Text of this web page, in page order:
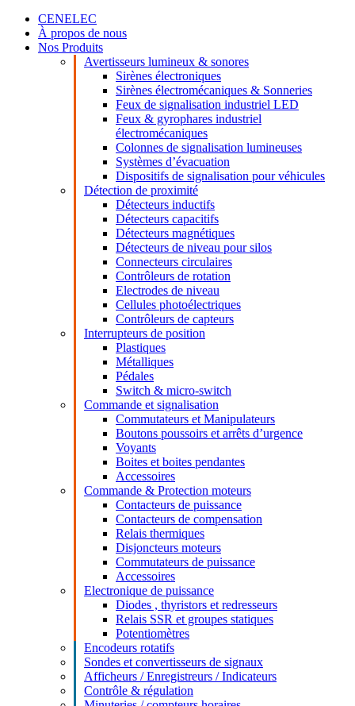
CENELEC
À propos de nous
Nos Produits
Avertisseurs lumineux & sonores
Sirènes électroniques
Sirènes électromécaniques & Sonneries
Feux de signalisation industriel LED
Feux & gyrophares industriel
électromécaniques
Colonnes de signalisation lumineuses
Systèmes d’évacuation
Dispositifs de signalisation pour véhicules
Détection de proximité
Détecteurs inductifs
Détecteurs capacitifs
Détecteurs magnétiques
Détecteurs de niveau pour silos
Connecteurs circulaires
Contrôleurs de rotation
Electrodes de niveau
Cellules photoélectriques
Contrôleurs de capteurs
Interrupteurs de position
Plastiques
Métalliques
Pédales
Switch & micro-switch
Commande et signalisation
Commutateurs et Manipulateurs
Boutons poussoirs et arrêts d’urgence
Voyants
Boites et boites pendantes
Accessoires
Commande & Protection moteurs
Contacteurs de puissance
Contacteurs de compensation
Relais thermiques
Disjoncteurs moteurs
Commutateurs de puissance
Accessoires
Electronique de puissance
Diodes , thyristors et redresseurs
Relais SSR et groupes statiques
Potentiomètres
Encodeurs rotatifs
Sondes et convertisseurs de signaux
Afficheurs / Enregistreurs / Indicateurs
Contrôle & régulation